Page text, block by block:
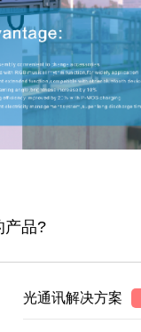
产品?
光通讯解决方案